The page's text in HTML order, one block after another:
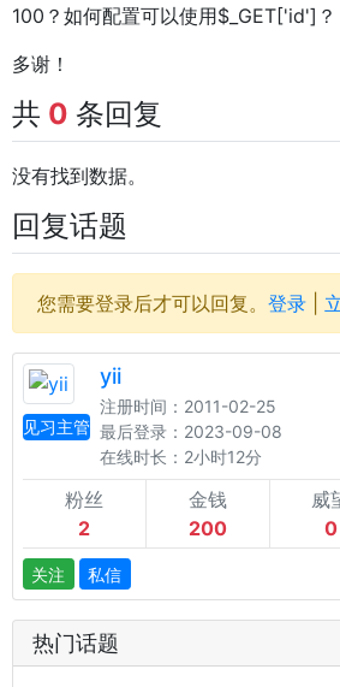
100？如何配置可以使用$_GET['id']？
多谢！
共 0 条回复
没有找到数据。
回复话题
您需要登录后才可以回复。 登录
见习主管
yii
注册时间：2011-02-25
最后登录：2023-09-08
在线时长：2小时12分
粉丝
2
金钱
200
威
0
关注 私信
热门话题